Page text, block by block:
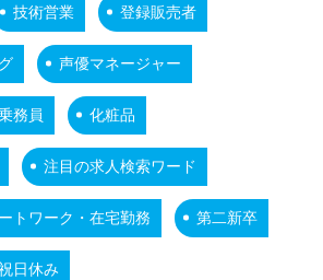
技術営業 登録販売者
声優マネージャー
務員 化粧品
注目の求人検索ワード
トワーク・在宅勤務 第二新卒
日休み